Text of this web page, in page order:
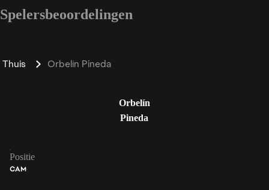
Spelersbeoordelingen
Thuis Orbelín Pineda
Orbelín
Pineda
Positie
CAM